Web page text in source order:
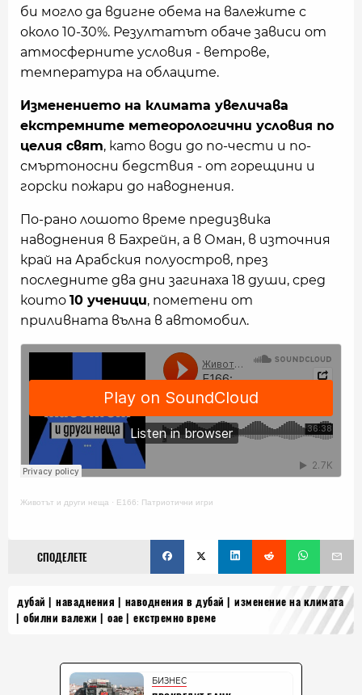
би могло да вдигне обема на валежите с
около 10-30%. Резултатът обаче зависи от
атмосферните условия - ветрове,
температура на облаците.
Изменението на климата увеличава
екстремните метеорологични условия по
целия свят, като води до по-чести и по-
смъртоносни бедствия - от горещини и
горски пожари до наводнения.
По-рано лошото време предизвика
наводнения в Бахрейн, а в Оман, в източния
край на Арабския полуостров, през
последните два дни загинаха 18 души, сред
които 10 ученици, пометени от
приливната вълна в автомобил.
Животът и други неща · Е166: Патриотични игри
СПОДЕЛЕТЕ
дубай наваднения наводнения в дубай
изменение на климата
обилни валежи
оае екстремно време